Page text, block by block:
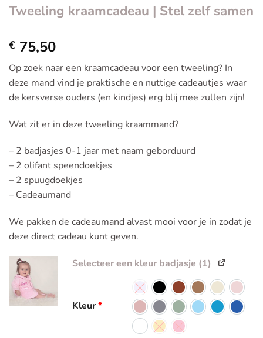
Tweeling kraamcadeau | Stel zelf samen
€ 75,50
Op zoek naar een kraamcadeau voor een tweeling? In
deze mand vind je praktische en nuttige cadeautjes waar
de kersverse ouders (en kindjes) erg blij mee zullen zijn!
Wat zit er in deze tweeling kraammand?
– 2 badjasjes 0-1 jaar met naam geborduurd
– 2 olifant speendoekjes
– 2 spuugdoekjes
– Cadeaumand
We pakken de cadeaumand alvast mooi voor je in zodat je
deze direct cadeau kunt geven.
Selecteer een kleur badjasje (1)
Kleur*